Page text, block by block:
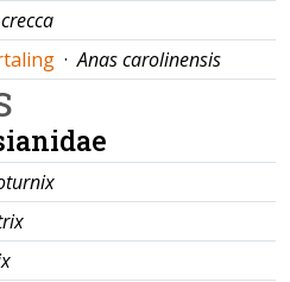
·Anas carolinensis